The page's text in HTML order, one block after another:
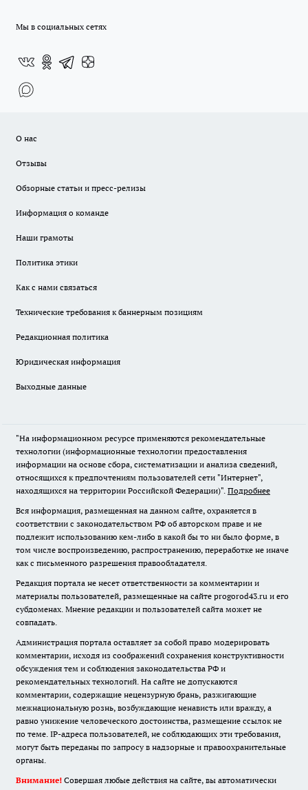
Мы в социальных сетях
О нас
Отзывы
Обзорные статьи и пресс-релизы
Информация о команде
Наши грамоты
Политика этики
Как с нами связаться
Технические требования к баннерным позициям
Редакционная политика
Юридическая информация
Выходные данные
"На информационном ресурсе применяются рекомендательные
технологии (информационные технологии предоставления
информации на основе сбора, систематизации и анализа сведений,
относящихся к предпочтениям пользователей сети "Интернет",
находящихся на территории Российской Федерации)". Подробнее
Вся информация, размещенная на данном сайте, охраняется в
соответствии с законодательством РФ об авторском праве и не
подлежит использованию кем-либо в какой бы то ни было форме, в
том числе воспроизведению, распространению, переработке не иначе
как с письменного разрешения правообладателя.
Редакция портала не несет ответственности за комментарии и
материалы пользователей, размещенные на сайте progorod43.ru и его
субдоменах. Мнение редакции и пользователей сайта может не
совпадать.
Администрация портала оставляет за собой право модерировать
комментарии, исходя из соображений сохранения конструктивности
обсуждения тем и соблюдения законодательства РФ и
рекомендательных технологий. На сайте не допускаются
комментарии, содержащие нецензурную брань, разжигающие
межнациональную рознь, возбуждающие ненависть или вражду, а
равно унижение человеческого достоинства, размещение ссылок не
по теме. IP-адреса пользователей, не соблюдающих эти требования,
могут быть переданы по запросу в надзорные и правоохранительные
органы.
Внимание! Совершая любые действия на сайте, вы автоматически